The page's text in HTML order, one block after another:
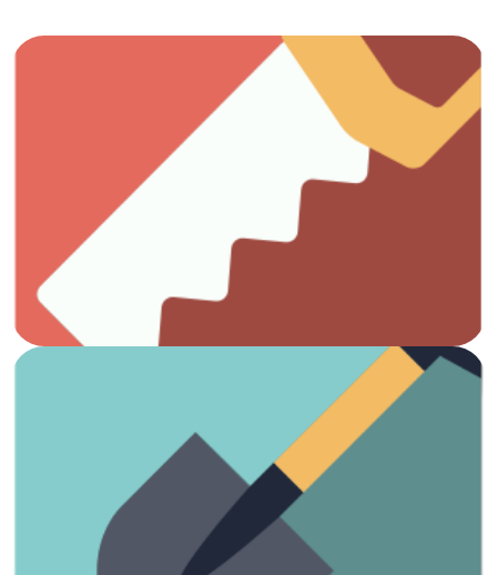
Carpintería
Todo lo que necesitas para el trabajo con madera.
Jardinería
¡Es hora de arreglar el jardín!
Ver artículos